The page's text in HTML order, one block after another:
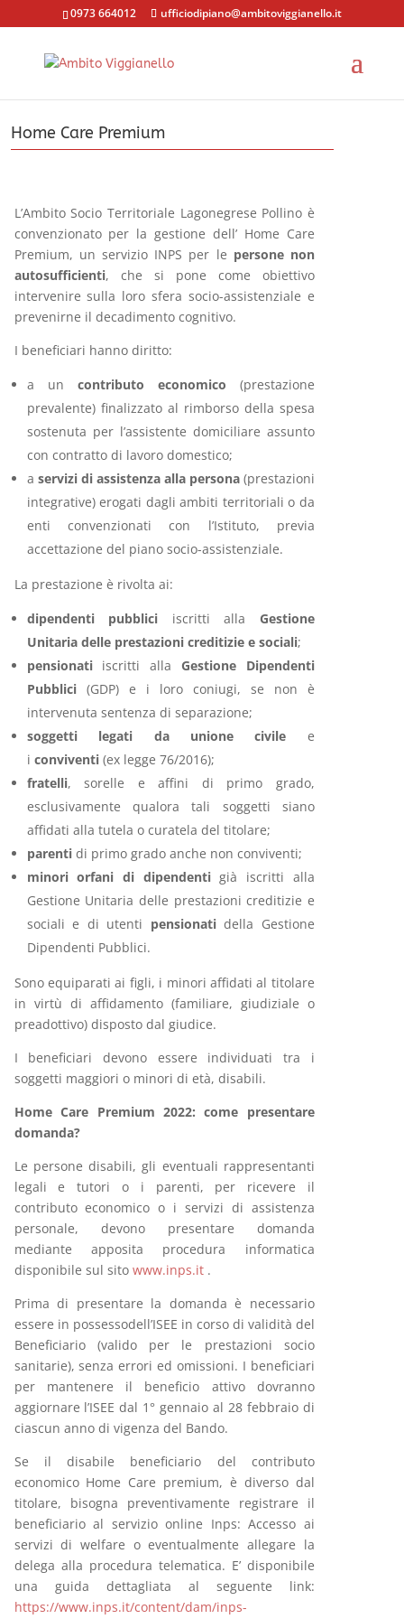
0973 664012 ufficiodipiano@ambitoviggianello.it
Home Care Premium
L’Ambito Socio Territoriale Lagonegrese Pollino è
convenzionato per la gestione dell’ Home Care
Premium, un servizio INPS per le persone non
autosufficienti, che si pone come obiettivo
intervenire sulla loro sfera socio-assistenziale e
prevenirne il decadimento cognitivo.
I beneficiari hanno diritto:
a un contributo economico (prestazione
prevalente) finalizzato al rimborso della spesa
sostenuta per l’assistente domiciliare assunto
con contratto di lavoro domestico;
a servizi di assistenza alla persona (prestazioni
integrative) erogati dagli ambiti territoriali o da
enti convenzionati con l’Istituto, previa
accettazione del piano socio-assistenziale.
La prestazione è rivolta ai:
dipendenti pubblici iscritti alla Gestione
Unitaria delle prestazioni creditizie e sociali;
pensionatiiscritti alla Gestione Dipendenti
Pubblici (GDP) e i loro coniugi, se non è
intervenuta sentenza di separazione;
soggetti
legati da unione civile e
i conviventi(ex legge 76/2016);
fratelli, sorelle e affini di primo grado,
esclusivamente qualora tali soggetti siano
affidati alla tutela o curatela del titolare;
parenti di primo grado anche non conviventi;
minori orfani di dipendentigià iscritti alla
Gestione Unitaria delle prestazioni creditizie e
sociali e di utenti pensionatidella Gestione
Dipendenti Pubblici.
Sono equiparati ai figli, i minori affidati al titolare
in virtù di affidamento (familiare, giudiziale o
preadottivo) disposto dal giudice.
I beneficiari devono essere individuati tra i
soggetti maggiori o minori di età, disabili.
Home Care Premium 2022: come presentare
domanda?
Le persone disabili, gli eventuali rappresentanti
legali e tutori o i parenti, per ricevere il
contributo economico o i servizi di assistenza
personale, devono presentare domanda
mediante apposita procedura informatica
disponibile sul sito www.inps.it.
Prima di presentare la domanda è necessario
essere in possessodell’ISEE in corso di validità del
Beneficiario (valido per le prestazioni socio
sanitarie), senza errori ed omissioni. I beneficiari
per mantenere il beneficio attivo dovranno
aggiornare l’ISEE dal 1° gennaio al 28 febbraio di
ciascun anno di vigenza del Bando.
Se il disabile beneficiario del contributo
economico Home Care premium, è diverso dal
titolare, bisogna preventivamente registrare il
beneficiario al servizio online Inps: Accesso ai
servizi di welfare o eventualmente allegare la
delega alla procedura telematica. E’ disponibile
una guida dettagliata al seguente link:
https://www.inps.it/content/dam/inps-